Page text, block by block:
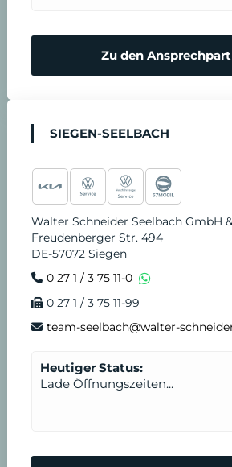
Zu den
SIEGEN-SEELBACH
Walter Schneider Seelbach GmbH
Freudenberger Str. 494
DE-57072 Siegen
0 27 1 / 3 75 11-0
0 27 1 / 3 75 11-99
team-seelbach@walter-
Heutiger Status:
Lade Öffnungszeiten...